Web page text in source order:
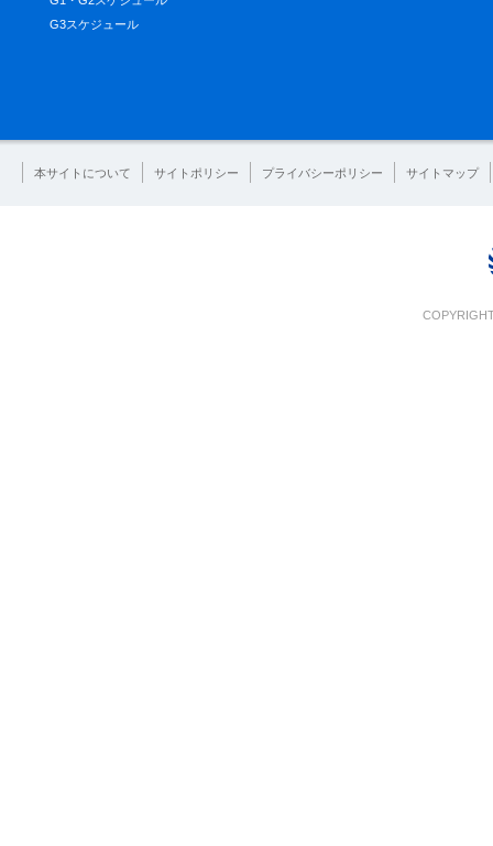
G3スケジュール
本サイトについて サイトポリシー プライバシーポリシー サイトマップ